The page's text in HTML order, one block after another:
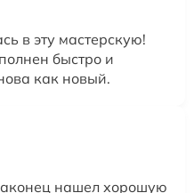
в эту мастерскую!
быстро и
как новый.
нашел хорошую